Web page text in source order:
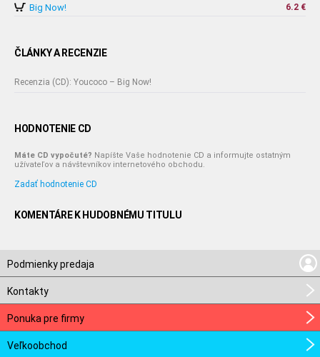
Big Now! 6.2 €
ČLÁNKY A RECENZIE
Recenzia (CD): Youcoco – Big Now!
HODNOTENIE CD
Máte CD vypočuté? Napíšte Vaše hodnotenie CD a informujte ostatným
užívateľov a návštevníkov internetového obchodu.
Zadať hodnotenie CD
KOMENTÁRE K HUDOBNÉMU TITULU
Podmienky predaja
Kontakty
Ponuka pre firmy
Veľkoobchod